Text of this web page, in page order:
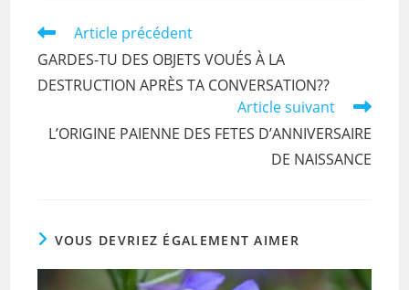
b
o
o
A
p
p
Read
articles
Article précédent
GARDES-TU DES OBJETS VOUÉS À LA
DESTRUCTION APRÈS TA CONVERSATION??
Article suivant
L’ORIGINE PAIENNE DES FETES D’ANNIVERSAIRE
DE NAISSANCE
VOUS DEVRIEZ ÉGALEMENT AIMER